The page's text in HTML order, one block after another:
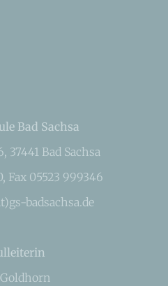
Bad Sachsa
37441 Bad Sachsa
Fax 05523 999346
badsachsa.de